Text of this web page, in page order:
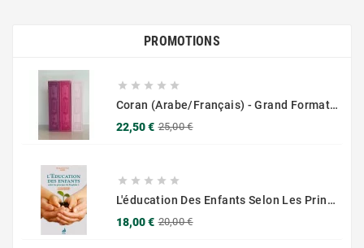
PROMOTIONS
    
Coran (Arabe/Français) - Grand Format 17x25 - Couverture Daim - Pages Dorées
22,50 € 25,00 €
    
L'éducation Des Enfants Selon Les Principes Du Prophète Sws
18,00 € 20,00 €